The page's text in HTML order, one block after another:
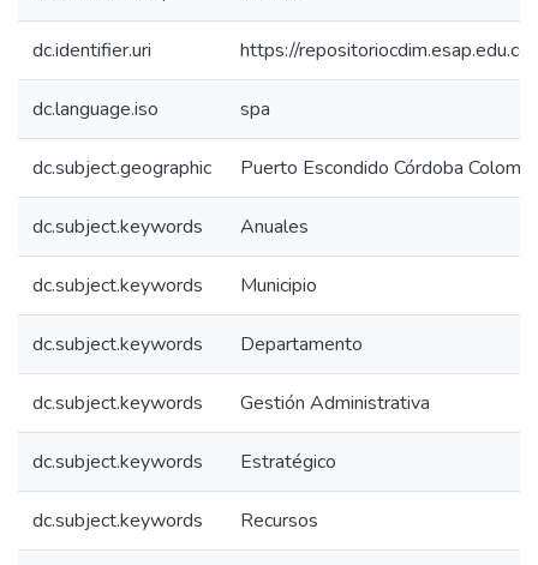
dc.identifier.uri https://
dc.language.iso spa
dc.subject.geographic Puerto Escondido Córdoba
dc.subject.keywords Anuales
dc.subject.keywords Municipio
dc.subject.keywords Departamento
dc.subject.keywords Gestión Administrativa
dc.subject.keywords Estratégico
dc.subject.keywords Recursos